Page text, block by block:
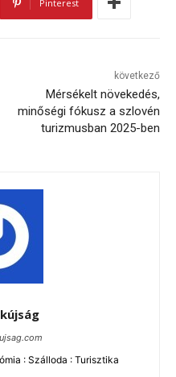
Pinterest
következő
Mérsékelt növekedés,
minőségi fókusz a szlovén
turizmusban 2025-ben
: Szálloda : Turisztika